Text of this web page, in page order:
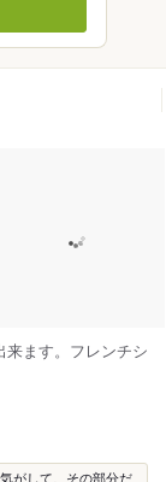
来ます。フレンチシ
がして、その部分だ